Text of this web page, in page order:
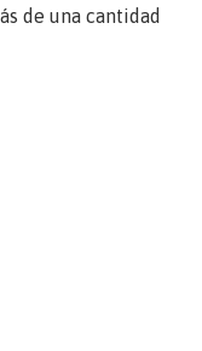
de una cantidad